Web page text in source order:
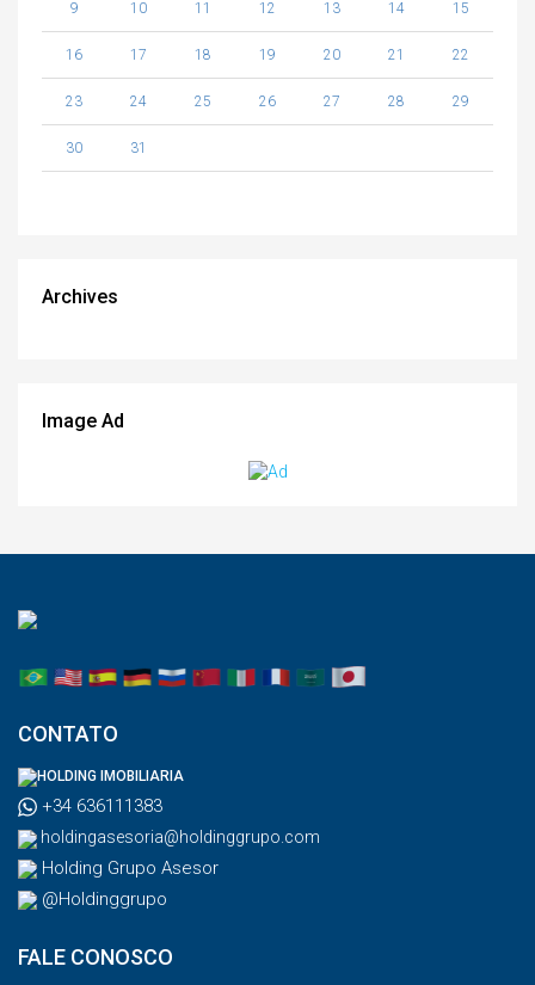
9 10 11 12 13 14 15
16 17 18 19 20 21 22
23 24 25 26 27 28 29
30 31
Archives
Image Ad
CONTATO
HOLDING IMOBILIARIA
+34 636111383
holdingasesoria@holdinggrupo.com
Holding Grupo Asesor
@Holdinggrupo
FALE CONOSCO